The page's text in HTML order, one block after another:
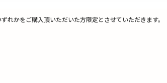
かをご購入頂いただいた方限定とさせていただきます。